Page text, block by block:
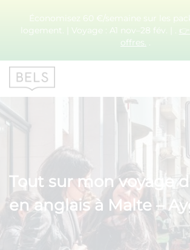
Économisez 60 €/semaine sur les
logement. | Voyage : A1 nov–28 fév. | .
offres.
Tout sur mon voyage
en anglais à Malte –